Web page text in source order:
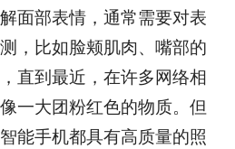
面部表情，通常需要对表
，比如脸颊肌肉、嘴部的
直到最近，在许多网络相
一大团粉红色的物质。但
能手机都具有高质量的照